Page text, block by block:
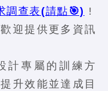
調查表(請點🎯) !
迎提供更多資訊
計專屬的訓練方
升效能並達成目